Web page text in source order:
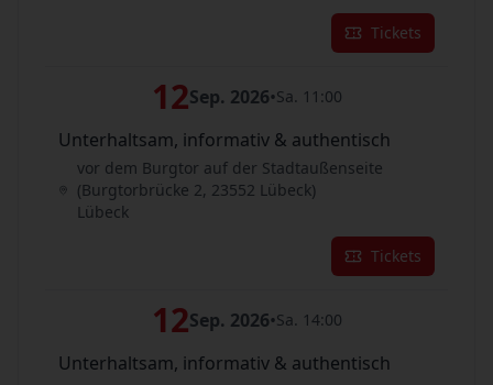
Tickets
12Sep. 2026•Sa. 11:00
Unterhaltsam, informativ & authentisch
vor dem Burgtor auf der Stadtaußenseite
(Burgtorbrücke 2, 23552 Lübeck)
Lübeck
Tickets
12Sep. 2026•Sa. 14:00
Unterhaltsam, informativ & authentisch